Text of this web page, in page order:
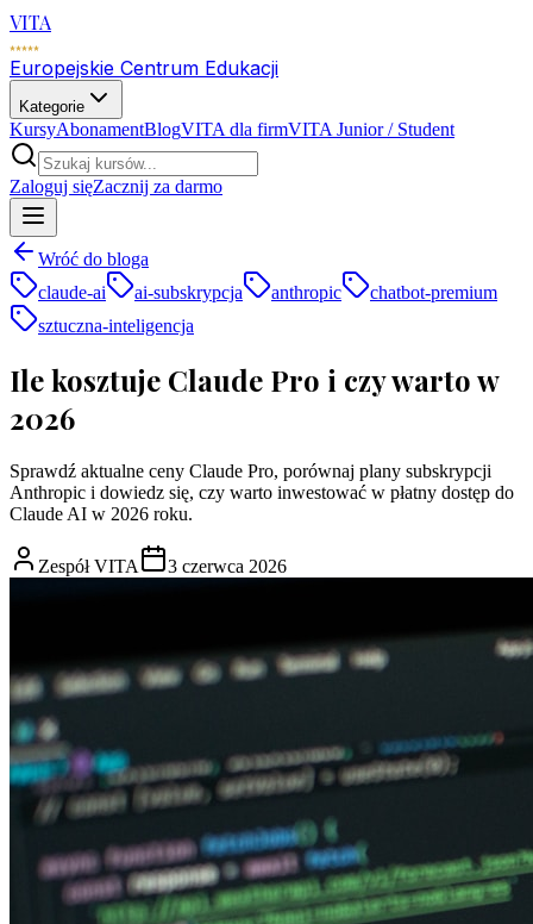
VITA
Europejskie Centrum Edukacji
Kategorie
KursyAbonamentBlogVITA dla firmVITA Junior / Student
Zaloguj sięZacznij za darmo
Wróć do bloga
claude-ai
ai-subskrypcja anthropic
chatbot-premium
sztuczna-inteligencja
Ile kosztuje Claude Pro i czy warto w
2026
Sprawdź aktualne ceny Claude Pro, porównaj plany subskrypcji
Anthropic i dowiedz się, czy warto inwestować w płatny dostęp do
Claude AI w 2026 roku.
Zespół VITA 3 czerwca 2026